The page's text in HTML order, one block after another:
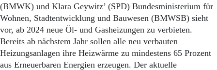
(BMWK) und Klara Geywitz’ (SPD) Bundesministerium für
Wohnen, Stadtentwicklung und Bauwesen (BMWSB) sieht
vor, ab 2024 neue Öl- und Gasheizungen zu verbieten.
Bereits ab nächstem Jahr sollen alle neu verbauten
Heizungsanlagen ihre Heizwärme zu mindestens 65 Prozent
aus Erneuerbaren Energien erzeugen. Der aktuelle